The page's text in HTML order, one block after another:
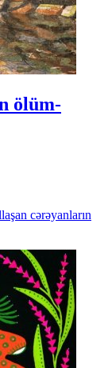
ölüm-
cərəyanların